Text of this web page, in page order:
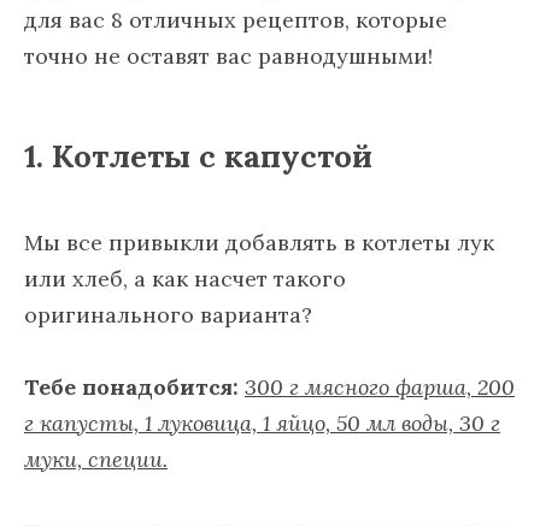
для вас 8 отличных рецептов, которые
точно не оставят вас равнодушными!
1. Котлеты с капустой
Мы все привыкли добавлять в котлеты лук
или хлеб, а как насчет такого
оригинального варианта?
Тебе понадобится: 300 г мясного фарша, 200
г капусты, 1 луковица, 1 яйцо, 50 мл воды, 30 г
муки, специи.